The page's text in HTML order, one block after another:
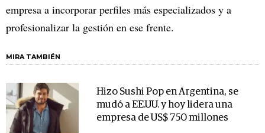
empresa a incorporar perfiles más especializados y a
profesionalizar la gestión en ese frente.
MIRA TAMBIÉN
Hizo Sushi Pop en Argentina, se
mudó a EE.UU. y hoy lidera una
empresa de US$ 750 millones